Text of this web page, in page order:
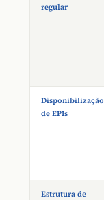
regular
Disponibilização
de EPIs
Estrutura de